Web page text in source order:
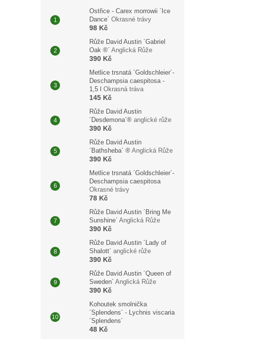
Ostřice - Carex morrowii ´Ice
Dance´ Okrasné trávy
98 Kč
Růže David Austin ´Gabriel
Oak ®´ Anglická Růže
390 Kč
Metlice trsnatá ´Goldschleier´-
Deschampsia caespitosa -
1,5 l Okrasná tráva
145 Kč
Růže David Austin
´Desdemona´® anglické růže
390 Kč
Růže David Austin
´Bathsheba´ ® Anglická Růže
390 Kč
Metlice trsnatá ´Goldschleier´-
Deschampsia caespitosa
Okrasné trávy
78 Kč
Růže David Austin ´Bring Me
Sunshine´ Anglická Růže
390 Kč
Růže David Austin ´Lady of
Shalott´ anglické růže
390 Kč
Růže David Austin ´Queen of
Sweden´ Anglická Růže
390 Kč
Kohoutek smolnička
´Splendens´ - Lychnis viscaria
´Splendens´
48 Kč